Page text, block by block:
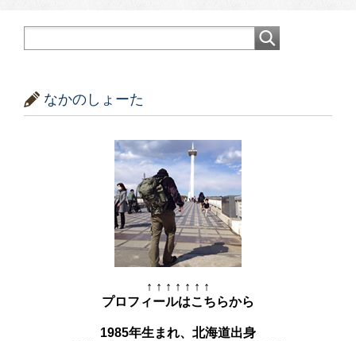
なかのしょーた
↑ ↑ ↑ ↑ ↑ ↑ ↑
プロフィールはこちらから
1985年生まれ、北海道出身